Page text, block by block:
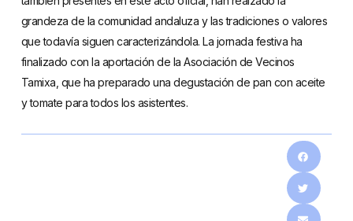
grandeza de la comunidad andaluza y las tradiciones o valores
que todavía siguen caracterizándola. La jornada festiva ha
finalizado con la aportación de la Asociación de Vecinos
Tamixa, que ha preparado una degustación de pan con aceite
y tomate para todos los asistentes.